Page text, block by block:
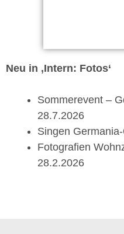
Neu in ‚Intern: Fotos‘
Sommerevent –
28.7.2026
Singen
Fotografien
28.2.2026